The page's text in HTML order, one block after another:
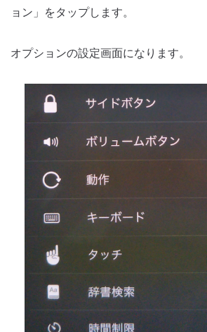
ョン」をタップします。
オプションの設定画面になります。